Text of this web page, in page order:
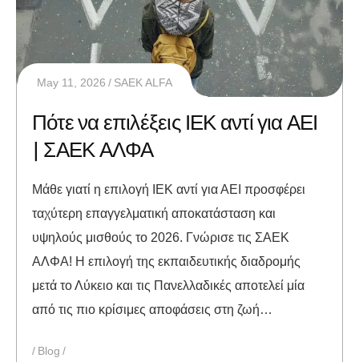
May 11, 2026 SAEK ALFA
Πότε να επιλέξεις ΙΕΚ αντί για ΑΕΙ
| ΣΑΕΚ ΑΛΦΑ
Μάθε γιατί η επιλογή ΙΕΚ αντί για ΑΕΙ προσφέρει
ταχύτερη επαγγελματική αποκατάσταση και
υψηλούς μισθούς το 2026. Γνώρισε τις ΣΑΕΚ
ΑΛΦΑ! Η επιλογή της εκπαιδευτικής διαδρομής
μετά το Λύκειο και τις Πανελλαδικές αποτελεί μία
από τις πιο κρίσιμες αποφάσεις στη ζωή…
Blog